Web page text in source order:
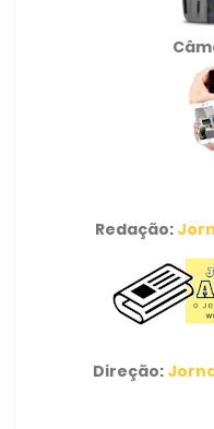
Redação:
Direção: